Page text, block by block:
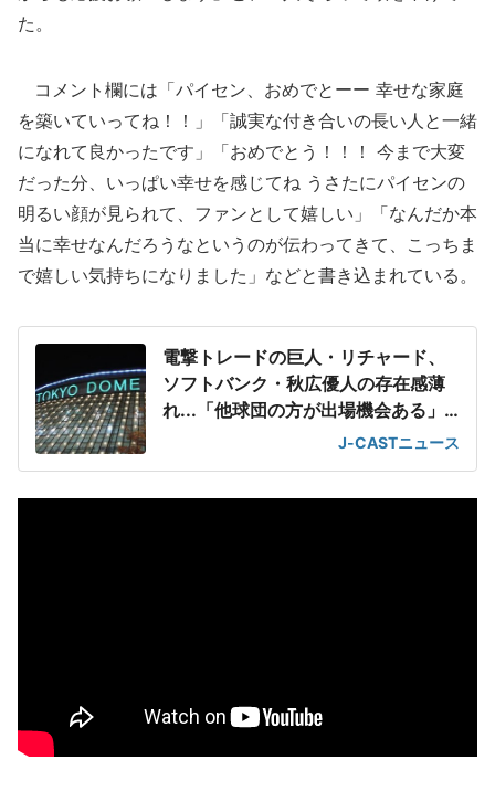
た。
コメント欄には「パイセン、おめでとーー 幸せな家庭
を築いていってね！！」「誠実な付き合いの長い人と一緒
になれて良かったです」「おめでとう！！！ 今まで大変
だった分、いっぱい幸せを感じてね うさたにパイセンの
明るい顔が見られて、ファンとして嬉しい」「なんだか本
当に幸せなんだろうなというのが伝わってきて、こっちま
で嬉しい気持ちになりました」などと書き込まれている。
電撃トレードの巨人・リチャード、
ソフトバンク・秋広優人の存在感薄
れ...「他球団の方が出場機会ある」
J-CASTニュース